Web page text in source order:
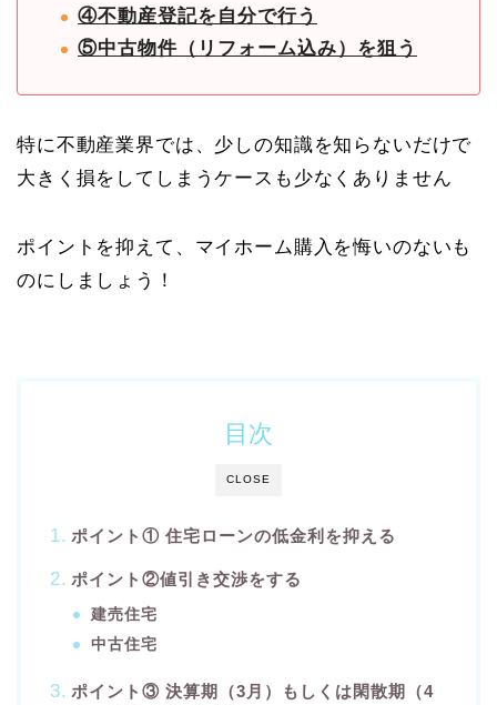
④不動産登記を自分で行う
⑤中古物件（リフォーム込み）を狙う
特に不動産業界では、少しの知識を知らないだけで
大きく損をしてしまうケースも少なくありません
ポイントを抑えて、マイホーム購入を悔いのないも
のにしましょう！
CLOSE
目次
ポイント① 住宅ローンの低金利を抑える
ポイント②値引き交渉をする
建売住宅
中古住宅
ポイント③ 決算期（3月）もしくは閑散期（4